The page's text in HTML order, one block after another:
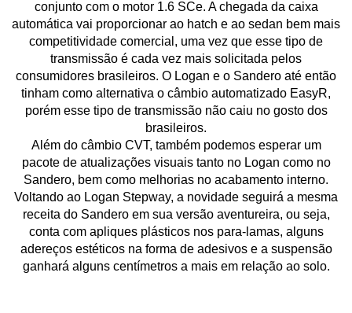
conjunto com o motor 1.6 SCe. A chegada da caixa
automática vai proporcionar ao hatch e ao sedan bem mais
competitividade comercial, uma vez que esse tipo de
transmissão é cada vez mais solicitada pelos
consumidores brasileiros. O Logan e o Sandero até então
tinham como alternativa o câmbio automatizado EasyR,
porém esse tipo de transmissão não caiu no gosto dos
brasileiros.
Além do câmbio CVT, também podemos esperar um
pacote de atualizações visuais tanto no Logan como no
Sandero, bem como melhorias no acabamento interno.
Voltando ao Logan Stepway, a novidade seguirá a mesma
receita do Sandero em sua versão aventureira, ou seja,
conta com apliques plásticos nos para-lamas, alguns
adereços estéticos na forma de adesivos e a suspensão
ganhará alguns centímetros a mais em relação ao solo.